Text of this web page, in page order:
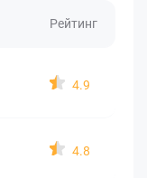
Рейтинг
4.9
4.8